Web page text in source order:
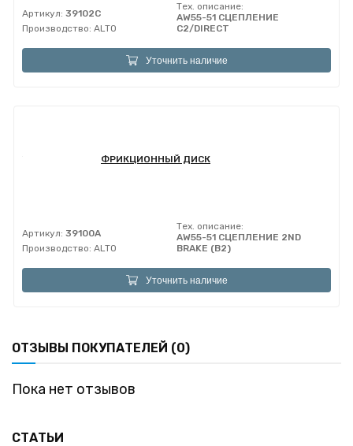
Артикул: 39102C
Производство: ALTO
Тех. описание:
AW55-51 СЦЕПЛЕНИЕ
C2/DIRECT
Уточнить наличие
ФРИКЦИОННЫЙ ДИСК
Артикул: 39100A
Производство: ALTO
Тех. описание:
AW55-51 СЦЕПЛЕНИЕ 2ND
BRAKE (B2)
Уточнить наличие
ОТЗЫВЫ ПОКУПАТЕЛЕЙ (0)
Пока нет отзывов
СТАТЬИ